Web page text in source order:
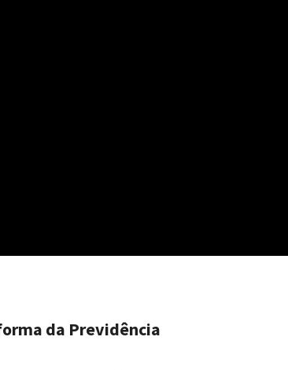
da Previdência